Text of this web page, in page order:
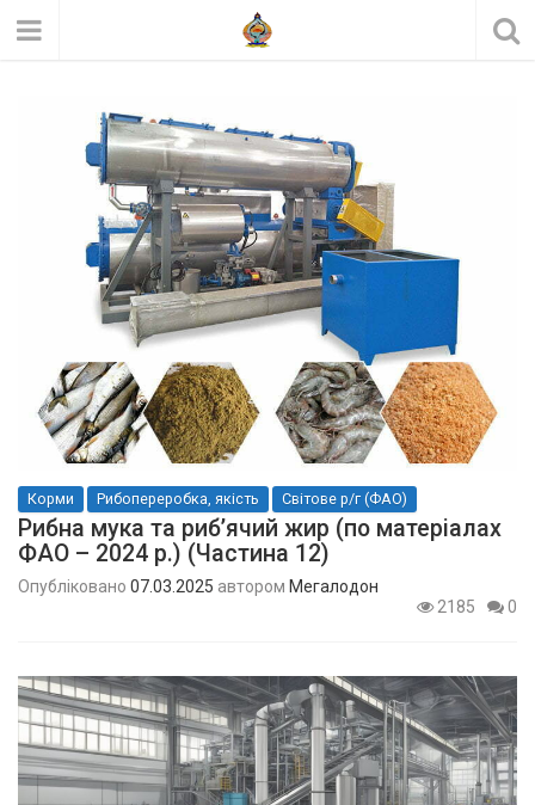
Корми Рибопереробка, якість Світове р/г (ФАО)
Рибна мука та риб’ячий жир (по матеріалах
ФАО – 2024 р.) (Частина 12)
Опубліковано 07.03.2025 автором Мегалодон
2185
0